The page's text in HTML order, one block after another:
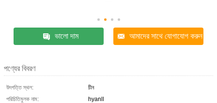
ভালো দাম আমাদের সাথে যোগাযোগ করুন
পণ্যের বিবরণ
উৎপত্তি স্থল:
চীন
পরিচিতিমুলক নাম:
hyanll